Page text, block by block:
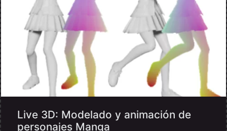
Live 3D: Modelado y animación de
personajes Manga